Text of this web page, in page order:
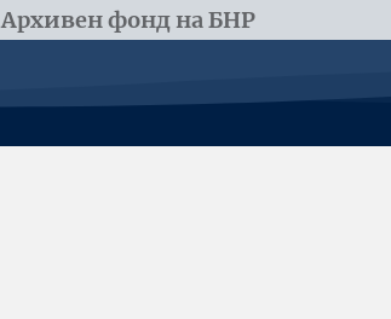
Архивен фонд на БНР